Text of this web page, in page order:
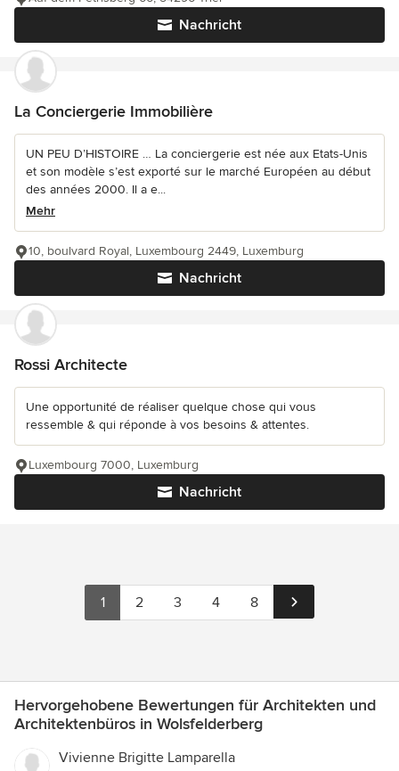
Nachricht
La Conciergerie Immobilière
UN PEU D’HISTOIRE … La conciergerie est née aux Etats-Unis
et son modèle s’est exporté sur le marché Européen au début
des années 2000. Il a e...
Mehr
Nachricht
10, boulvard Royal, Luxembourg 2449, Luxemburg
Rossi Architecte
Une opportunité de réaliser quelque chose qui vous
ressemble & qui réponde à vos besoins & attentes.
Nachricht
Luxembourg 7000, Luxemburg
1 2 3 4 8
Hervorgehobene Bewertungen für Architekten und
Architektenbüros in Wolsfelderberg
Vivienne Brigitte Lamparella